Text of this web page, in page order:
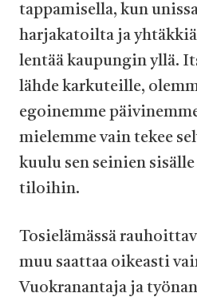
tappamisella, kun
harjakatoilta ja yhtäkkiä
lentää kaupungin yllä.
lähde karkuteille,
egoinemme
mielemme vain tekee
kuulu sen seinien
tiloihin.
Tosielämässä
muu saattaa oikeasti
Vuokranantaja ja